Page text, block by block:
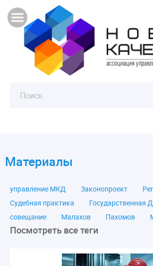
Материалы
управление МКД Законопроект
Судебная практика
Государственная
совещание
Малахов Пахомов
ЛикбезЖКХ
ЖКХ
Строительная
лицензирование
Посмотреть все теги